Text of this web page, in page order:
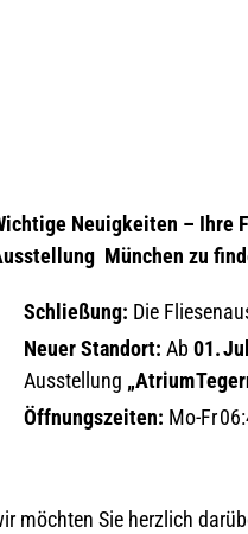
Neuigkeiten – Ihre
München zu
Schließung: Die
Neuer Standort: Ab 01.
Ausstellung „Atrium
Öffnungszeiten: Mo‑Fr
möchten Sie herzlich